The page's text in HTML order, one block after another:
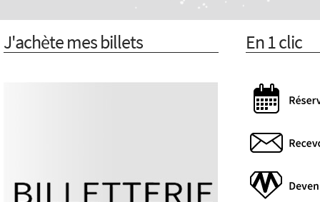
J'achète mes billets En 1 clic